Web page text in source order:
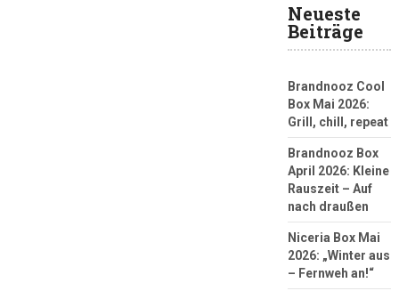
Neueste
Beiträge
Brandnooz Cool
Box Mai 2026:
Grill, chill, repeat
Brandnooz Box
April 2026: Kleine
Rauszeit – Auf
nach draußen
Niceria Box Mai
2026: „Winter aus
– Fernweh an!“